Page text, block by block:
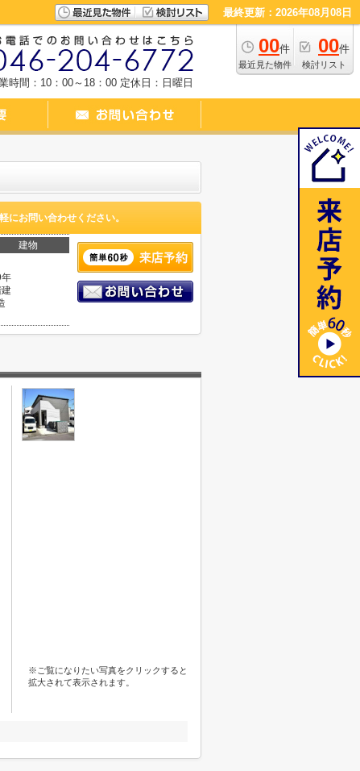
最終更新：2026年08月08日
00件
最近見た物件
00件
検討リスト
時間：10：00～18：00 定休日：日曜日
にお問い合わせください。
建物
※ご覧になりたい写真をクリックすると
拡大されて表示されます。